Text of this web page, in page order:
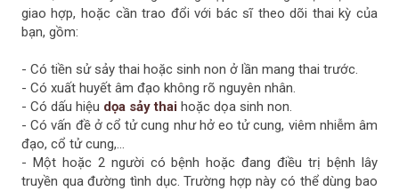
giao hợp, hoặc cần trao đổi với bác sĩ theo dõi thai kỳ của
bạn, gồm:
- Có tiền sử sảy thai hoặc sinh non ở lần mang thai trước.
- Có xuất huyết âm đạo không rõ nguyên nhân.
- Có dấu hiệu dọa sảy thai hoặc dọa sinh non.
- Có vấn đề ở cổ tử cung như hở eo tử cung, viêm nhiễm âm
đạo, cổ tử cung,...
- Một hoặc 2 người có bệnh hoặc đang điều trị bệnh lây
truyền qua đường tình dục. Trường hợp này có thể dùng bao